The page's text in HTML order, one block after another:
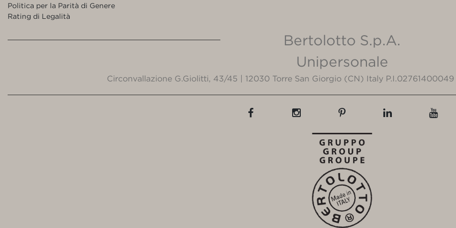
Politica per la Parità di Genere
Rating di Legalità
Bertolotto S.p.A.
Unipersonale
Circonvallazione G.Giolitti, 43/45 | 12030 Torre San Giorgio (CN) Italy